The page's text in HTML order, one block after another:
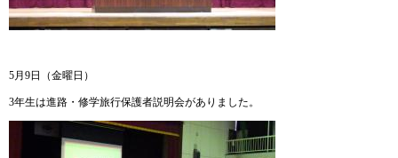
5月9日（金曜日）
3年生は進路・修学旅行保護者説明会がありました。